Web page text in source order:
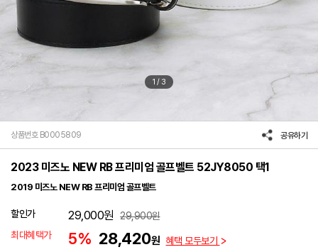
1 / 3
상품번호 B0005809 공유하기
2023 미즈노 NEW RB 프리미엄 골프벨트 52JY8050 택1
2019 미즈노 NEW RB 프리미엄 골프벨트
할인가 29,000원 29,900원
최대혜택가
5% 28,420원 혜택 모두보기